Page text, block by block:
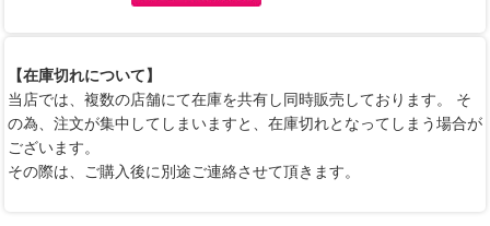
【在庫切れについて】
当店では、複数の店舗にて在庫を共有し同時販売しております。 そ
の為、注文が集中してしまいますと、在庫切れとなってしまう場合が
ございます。
その際は、ご購入後に別途ご連絡させて頂きます。